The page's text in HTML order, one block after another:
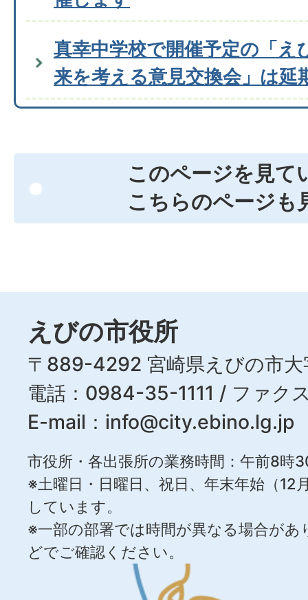
真幸中学校で開催予定の「え
来を考える意見交換会」は延
このページを見て
こちらのページも
えびの市役所
〒889-4292 宮崎県えびの市大
電話：0984-35-1111 / ファ
E-mail： info@city.ebino.lg.jp
市役所・各出張所の業務時間：午前8時
※土曜日・日曜日、祝日、年末年始（12
しています。
※一部の部署では時間が異なる場合が
どでご確認ください。